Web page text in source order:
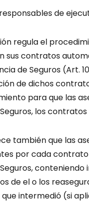
de
regula el
sus contratos
de Seguros (Art.
de dichos
para que las
los
también que las
por cada
de el o los
intermedió (si